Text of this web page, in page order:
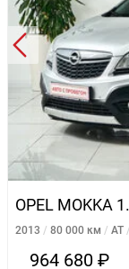
OPEL MOKKA
2013 80 000 км AT
964 680 ₽